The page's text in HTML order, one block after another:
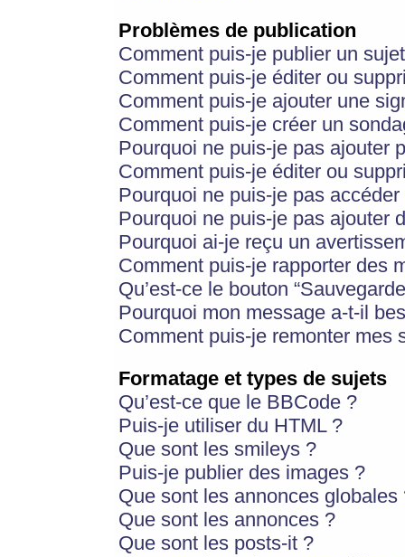
Problèmes de publication
Comment puis-je publier un
Comment puis-je éditer ou
Comment puis-je ajouter une
Comment puis-je créer un
Pourquoi ne puis-je pas ajouter
Comment puis-je éditer ou
Pourquoi ne puis-je pas
Pourquoi ne puis-je pas ajouter
Pourquoi ai-je reçu un
Comment puis-je rapporter des
Qu’est-ce le bouton
Pourquoi mon message a-t-il
Comment puis-je remonter mes
Formatage et types de sujets
Qu’est-ce que le BBCode ?
Puis-je utiliser du HTML ?
Que sont les smileys ?
Puis-je publier des images ?
Que sont les annonces globales
Que sont les annonces ?
Que sont les posts-it ?